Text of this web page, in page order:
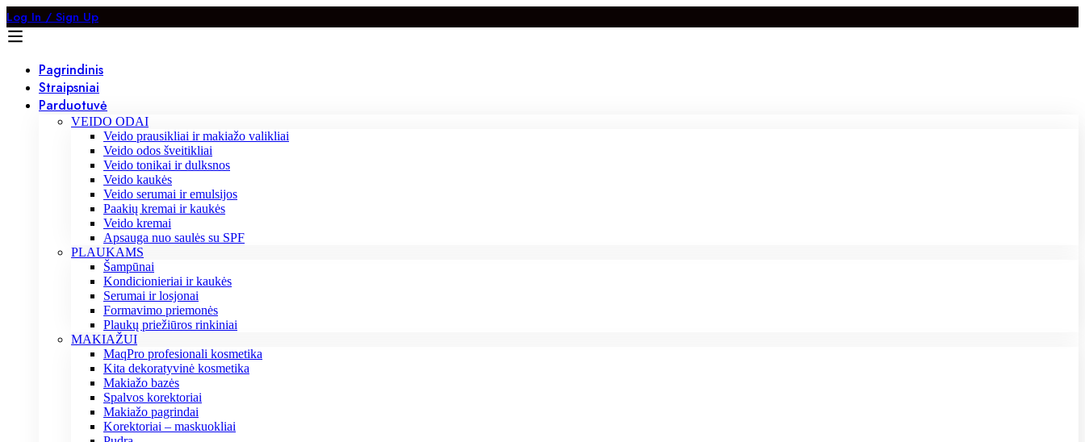
Log In / Sign Up
Pagrindinis
Straipsniai
Parduotuvė
VEIDO ODAI
Veido prausikliai ir makiažo valikliai
Veido odos šveitikliai
Veido tonikai ir dulksnos
Veido kaukės
Veido serumai ir emulsijos
Paakių kremai ir kaukės
Veido kremai
Apsauga nuo saulės su SPF
PLAUKAMS
Šampūnai
Kondicionieriai ir kaukės
Serumai ir losjonai
Formavimo priemonės
Plaukų priežiūros rinkiniai
MAKIAŽUI
MaqPro profesionali kosmetika
Kita dekoratyvinė kosmetika
Makiažo bazės
Spalvos korektoriai
Makiažo pagrindai
Korektoriai – maskuokliai